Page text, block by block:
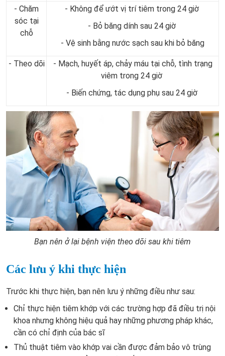
- Chăm
sóc tại
chỗ
- Không để ướt vị trí tiêm trong 24 giờ
- Bỏ băng dính sau 24 giờ
- Vệ sinh bằng nước sạch sau khi bỏ băng
- Theo dõi
- Mạch, huyết áp, chảy máu tại chỗ, tình trạng
viêm trong 24 giờ
- Biến chứng, tác dụng phụ sau 24 giờ
Bạn nên ở lại bệnh viện theo dõi sau khi tiêm
Các lưu ý khi thực hiện
Trước khi thực hiện, bạn nên lưu ý những điều như sau:
Chỉ thực hiện tiêm khớp với các trường hợp đã điều trị nội
khoa nhưng không hiệu quả hay những phương pháp khác,
cần có chỉ định của bác sĩ
Thủ thuật tiêm vào khớp vai cần được đảm bảo vô trùng